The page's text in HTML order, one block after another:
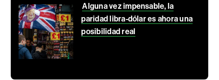
Alguna vez impensable, la
paridad libra-dólar es ahora una
posibilidad real